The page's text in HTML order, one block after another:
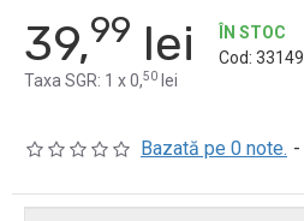
Bazată pe 0 note. -
39,99 lei
Taxa SGR: 1 x 0,50 lei
ÎN STOC
Cod: 33149